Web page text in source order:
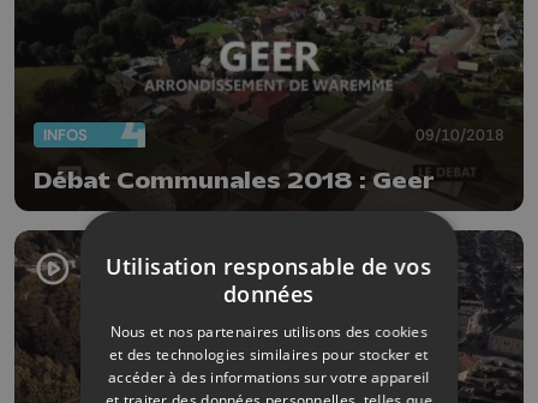
INFOS 09/10/2018
Débat Communales 2018 : Geer
Utilisation responsable de vos
données
Nous et nos partenaires utilisons des cookies
et des technologies similaires pour stocker et
accéder à des informations sur votre appareil